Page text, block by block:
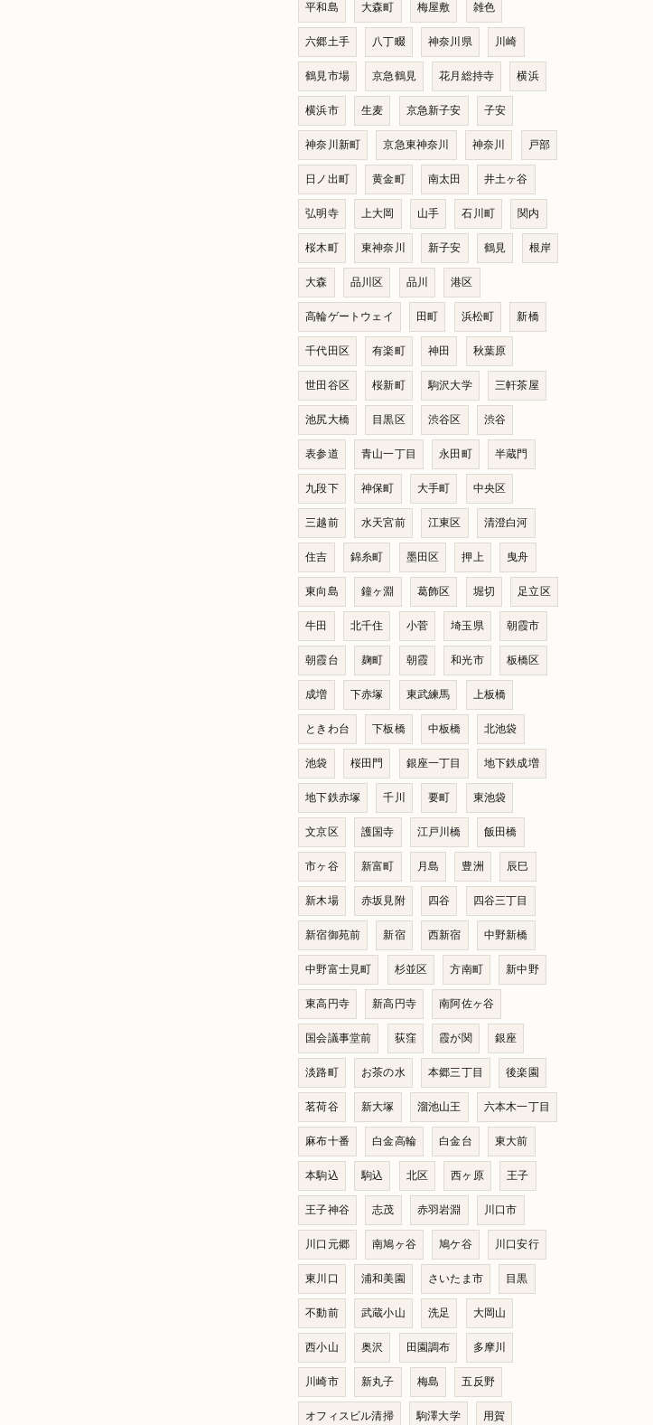
平和島 大森町 梅屋敷 雑色
六郷土手 八丁畷 神奈川県 川崎
鶴見市場 京急鶴見 花月総持寺 横浜
横浜市 生麦 京急新子安 子安
神奈川新町 京急東神奈川 神奈川 戸部
日ノ出町 黄金町 南太田 井土ヶ谷
弘明寺 上大岡 山手 石川町 関内
桜木町 東神奈川 新子安 鶴見 根岸
大森 品川区 品川 港区
高輪ゲートウェイ 田町 浜松町 新橋
千代田区 有楽町 神田 秋葉原
世田谷区 桜新町 駒沢大学 三軒茶屋
池尻大橋 目黒区 渋谷区 渋谷
表参道 青山一丁目 永田町 半蔵門
九段下 神保町 大手町 中央区
三越前 水天宮前 江東区 清澄白河
住吉 錦糸町 墨田区 押上 曳舟
東向島 鐘ヶ淵 葛飾区 堀切 足立区
牛田 北千住 小菅 埼玉県 朝霞市
朝霞台 麹町 朝霞 和光市 板橋区
成増 下赤塚 東武練馬 上板橋
ときわ台 下板橋 中板橋 北池袋
池袋 桜田門 銀座一丁目 地下鉄成増
地下鉄赤塚 千川 要町 東池袋
文京区 護国寺 江戸川橋 飯田橋
市ヶ谷 新富町 月島 豊洲 辰巳
新木場 赤坂見附 四谷 四谷三丁目
新宿御苑前 新宿 西新宿 中野新橋
中野富士見町 杉並区 方南町 新中野
東高円寺 新高円寺 南阿佐ヶ谷
国会議事堂前 荻窪 霞が関 銀座
淡路町 お茶の水 本郷三丁目 後楽園
茗荷谷 新大塚 溜池山王 六本木一丁目
麻布十番 白金高輪 白金台 東大前
本駒込 駒込 北区 西ヶ原 王子
王子神谷 志茂 赤羽岩淵 川口市
川口元郷 南鳩ヶ谷 鳩ケ谷 川口安行
東川口 浦和美園 さいたま市 目黒
不動前 武蔵小山 洗足 大岡山
西小山 奥沢 田園調布 多摩川
川崎市 新丸子 梅島 五反野
オフィスビル清掃 駒澤大学 用賀